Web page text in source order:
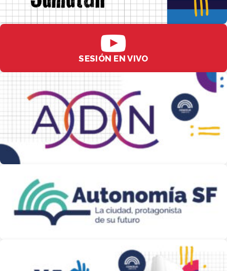
SESIÓN EN VIVO